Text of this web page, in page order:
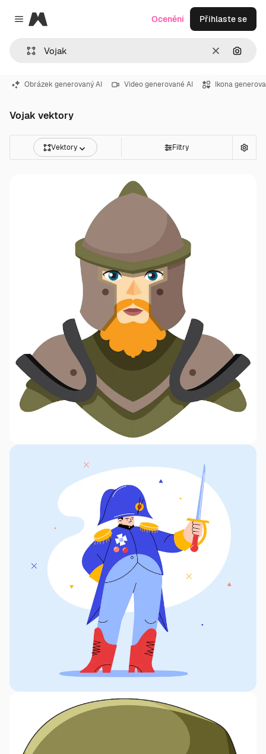
Close menu
Magnific
ZrušitHledat
Ocenění Přihlaste se
Obrázek generovaný AI Video generované AI Ikona
Vojak vektory
Vektory Filtry